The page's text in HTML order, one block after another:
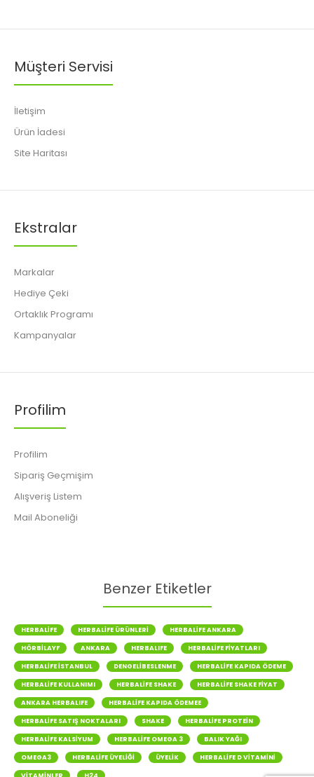
Müşteri Servisi
İletişim
Ürün İadesi
Site Haritası
Ekstralar
Markalar
Hediye Çeki
Ortaklık Programı
Kampanyalar
Profilim
Profilim
Sipariş Geçmişim
Alışveriş Listem
Mail Aboneliği
Benzer Etiketler
HERBALIFE HERBALIFE ÜRÜNLERI HERBALIFE ANKARA
HÖRBILAYF ANKARA HERBALIFE HERBALIFE FIYATLARI
HERBALIFE ISTANBUL DENGELIBESLENME HERBALIFE KAPIDA ÖDEME
HERBALIFE KULLANIMI HERBALIFE SHAKE HERBALIFE SHAKE FIYAT
ANKARA HERBALIFE HERBALIFE KAPIDA ÖDEMEE
HERBALIFE SATIŞ NOKTALARI SHAKE HERBALIFE PROTEIN
HERBALIFE KALSIYUM HERBALIFE OMEGA 3 BALIK YAĞI
OMEGA3 HERBALIFE ÜYELIĞI ÜYELIK HERBALIFE D VITAMINI